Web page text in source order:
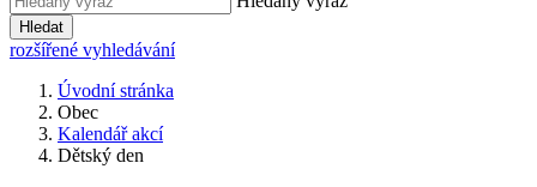
Hledat
rozšířené vyhledávání
Úvodní stránka
Obec
Kalendář akcí
Dětský den